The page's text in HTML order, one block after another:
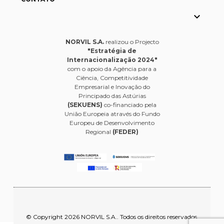

NORVIL S.A.realizou o Projecto
"Estratégia de
Internacionalização 2024"
com o apoio da Agência para a
Ciência, Competitividade
Empresarial e Inovação do
Principado das Astúrias
(SEKUENS) co-financiado pela
União Europeia através do Fundo
Europeu de Desenvolvimento
Regional (FEDER)
© Copyright 2026 NORVIL S.A.. Todos os direitos reservados.